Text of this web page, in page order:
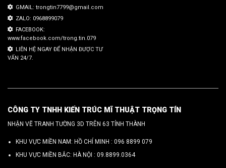
GMAIL: trongtin7799@gmail.com
ZALO: 0968899079
FACEBOOK:
www.facebook.com/trong.tin.079
LIÊN HỆ NGAY ĐỂ NHẬN ĐƯỢC TƯ
VẤN 24/7.
CÔNG TY TNHH KIẾN TRÚC MĨ THUẬT TRỌNG TÍN
NHẬN VẼ TRANH TƯỜNG 3D TRÊN 63 TỈNH THÀNH
KHU VỰC MIỀN NAM: HỒ CHÍ MINH : 096 8899 079
KHU VỰC MIỀN BẮC: HÀ NỘI : 09.8899.0364